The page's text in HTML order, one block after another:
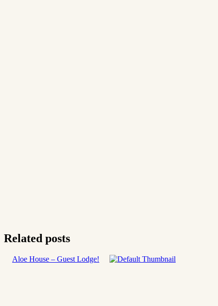
Related posts
Aloe House – Guest Lodge!